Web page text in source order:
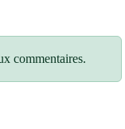
commentaires.